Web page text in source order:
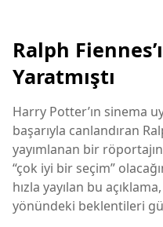
Ralph
Yaratmıştı
Harry Potter’ın sinema
başarıyla canlandıran
yayımlanan bir
“çok iyi bir seçim”
hızla yayılan bu
yönündeki beklentileri